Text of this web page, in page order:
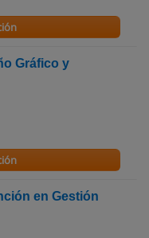
Gráfico y
en Gestión